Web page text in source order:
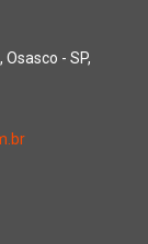
- SP,